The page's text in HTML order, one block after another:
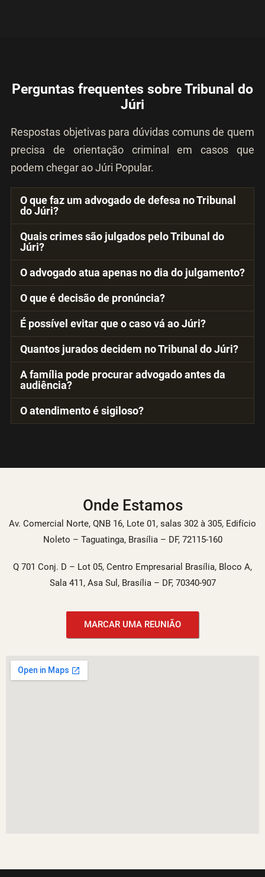
Perguntas frequentes sobre Tribunal do
Júri
Respostas objetivas para dúvidas comuns de quem
precisa de orientação criminal em casos que
podem chegar ao Júri Popular.
O que faz um advogado de defesa no Tribunal
do Júri?
Quais crimes são julgados pelo Tribunal do
Júri?
O advogado atua apenas no dia do julgamento?
O que é decisão de pronúncia?
É possível evitar que o caso vá ao Júri?
Quantos jurados decidem no Tribunal do Júri?
A família pode procurar advogado antes da
audiência?
O atendimento é sigiloso?
Onde Estamos
Av. Comercial Norte, QNB 16, Lote 01, salas 302 à 305, Edifício
Noleto – Taguatinga, Brasília – DF, 72115-160
Q 701 Conj. D – Lot 05, Centro Empresarial Brasília, Bloco A,
Sala 411, Asa Sul, Brasília – DF, 70340-907
MARCAR UMA REUNIÃO